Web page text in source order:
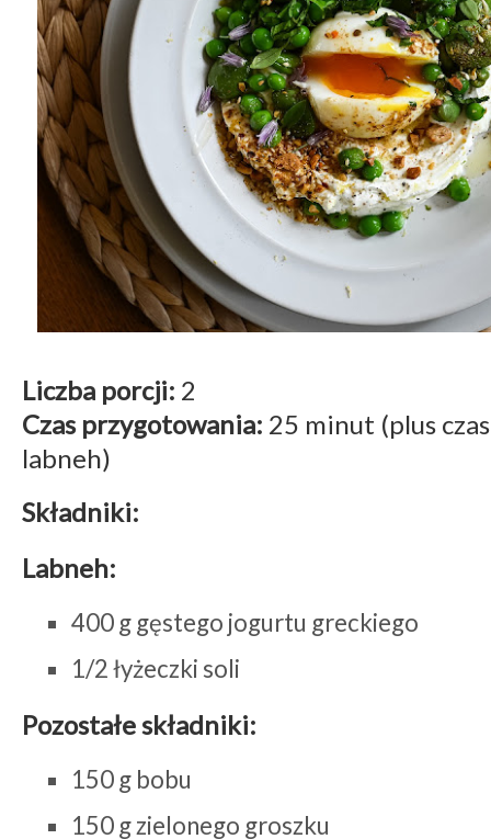
Liczba porcji: 2
Czas przygotowania: 25 minut (plus
labneh)
Składniki:
Labneh:
400 g gęstego jogurtu greckiego
1/2 łyżeczki soli
Pozostałe składniki:
150 g bobu
150 g zielonego groszku